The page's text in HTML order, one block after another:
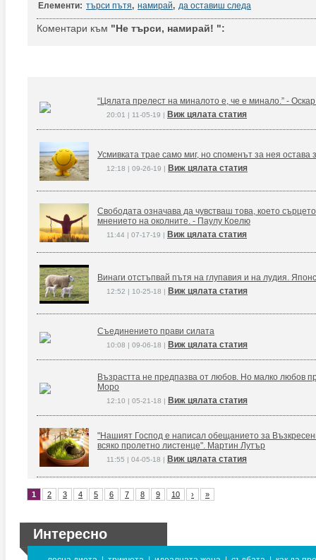
Елементи: търси пътя, намирай, да оставиш следа
Коментари към "Не търси, намирай! ":
“Цялата прелест на миналото е, че е минало.” -
20:01 | 11-05-19 | Виж цялата статия
Усмивката трае само миг, но споменът за нея остава
12:18 | 09-26-19 | Виж цялата статия
Свободата означава да чувстваш това, което
мнението на околните. - Паулу Коелю
11:44 | 07-17-19 | Виж цялата статия
Винаги отстъпвай пътя на глупавия и на лудия.
12:52 | 10-25-18 | Виж цялата статия
Съединението прави силата
10:08 | 09-06-18 | Виж цялата статия
Възрастта не предпазва от любов. Но малко любов
Моро
12:10 | 05-21-18 | Виж цялата статия
"Нашият Господ е написал обещанието за
всяко пролетно листенце". Мартин Лутър
11:55 | 04-05-18 | Виж цялата статия
1 2 3 4 5 6 7 8 9 10 › »
Интересно